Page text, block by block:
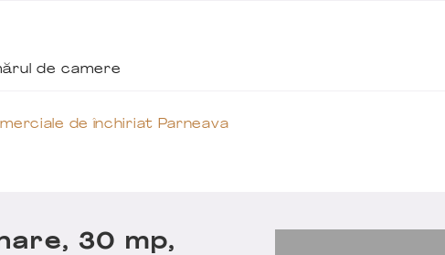
de camere
de închiriat Parneava
30 mp,